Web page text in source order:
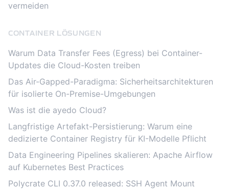
vermeiden
CONTAINER LÖSUNGEN
Warum Data Transfer Fees (Egress) bei Container-
Updates die Cloud-Kosten treiben
Das Air-Gapped-Paradigma: Sicherheitsarchitekturen
für isolierte On-Premise-Umgebungen
Was ist die ayedo Cloud?
Langfristige Artefakt-Persistierung: Warum eine
dedizierte Container Registry für KI-Modelle Pflicht
Data Engineering Pipelines skalieren: Apache Airflow
auf Kubernetes Best Practices
Polycrate CLI 0.37.0 released: SSH Agent Mount